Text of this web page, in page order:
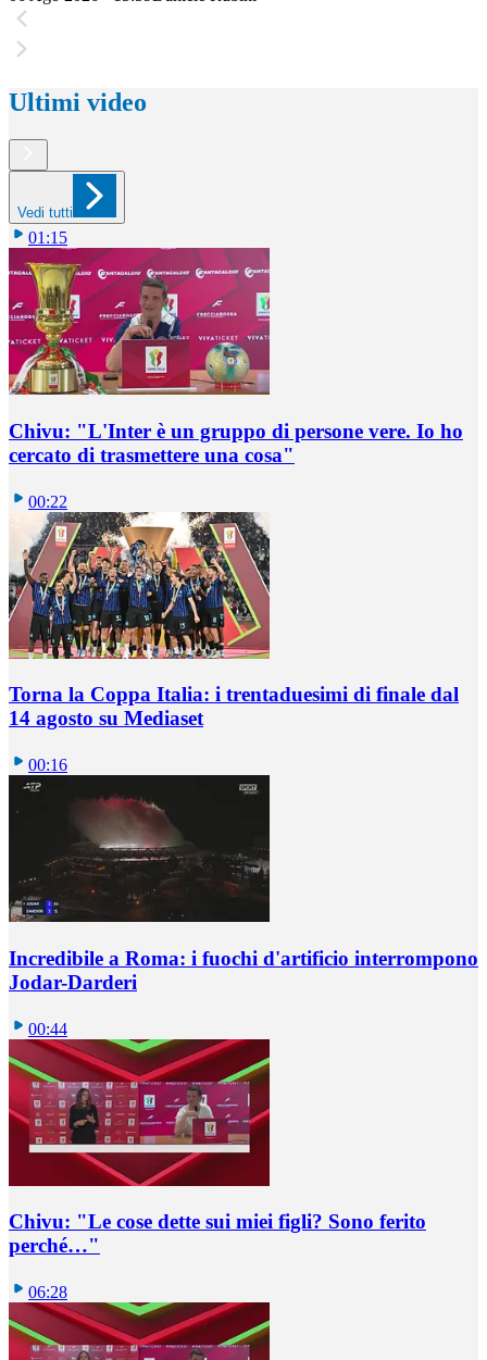
Ultimi video
Vedi tutti
01:15
Chivu: "L'Inter è un gruppo di persone vere. Io ho
cercato di trasmettere una cosa"
00:22
Torna la Coppa Italia: i trentaduesimi di finale dal
14 agosto su Mediaset
00:16
Incredibile a Roma: i fuochi d'artificio interrompono
Jodar-Darderi
00:44
Chivu: "Le cose dette sui miei figli? Sono ferito
perché…"
06:28